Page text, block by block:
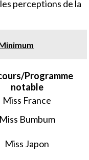
perceptions de la
Programme
notable
Miss France
Miss Bumbum
Miss Japon